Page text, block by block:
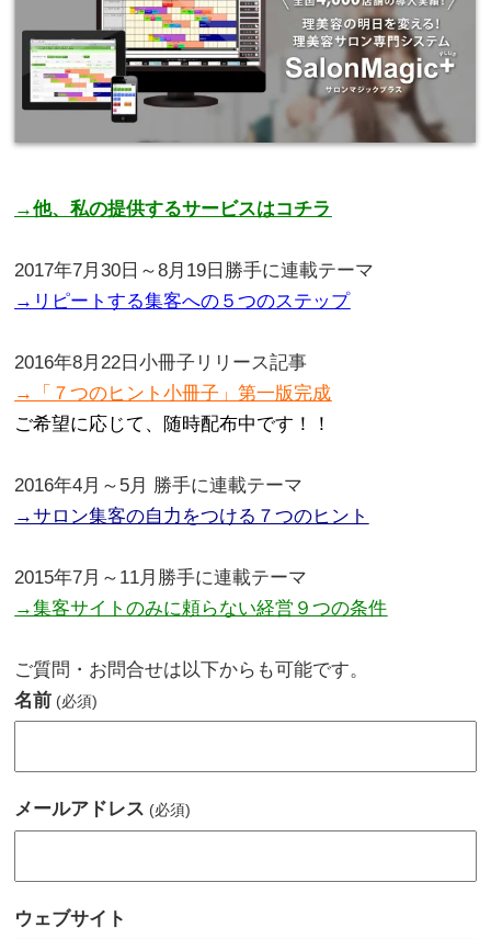
→他、私の提供するサービスはコチラ
2017年7月30日～8月19日勝手に連載テーマ
→リピートする集客への５つのステップ
2016年8月22日小冊子リリース記事
→「７つのヒント小冊子」第一版完成
ご希望に応じて、随時配布中です！！
2016年4月～5月 勝手に連載テーマ
→サロン集客の自力をつける７つのヒント
2015年7月～11月勝手に連載テーマ
→集客サイトのみに頼らない経営９つの条件
ご質問・お問合せは以下からも可能です。
名前 (必須)
メールアドレス (必須)
ウェブサイト